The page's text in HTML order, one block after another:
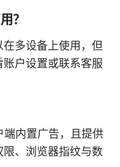
？
多设备上使用，但
户设置或联系客服
端内置广告，且提供
、浏览器指纹与数